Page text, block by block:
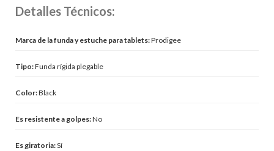
Detalles Técnicos:
Marca de la funda y estuche para tablets:Prodigee
Tipo:Funda rígida plegable
Color:Black
Es resistente a golpes:No
Es giratoria:Sí